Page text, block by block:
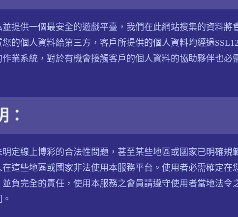
提供一個最安全的遊戲平臺，我們在此網站搜集的資料將
的個人資料給第三方，客戶所提供的個人資料均經過
業系統，對於有機會接觸客戶的個人資料的協助夥伴也必
：
定線上博彩的合法性問題，甚至某些地區或國家已明確規
這些地區或國家非法使用本服務平台。使用者必需確定在
負完全的責任，使用本服務之會員請遵守使用者當地法令